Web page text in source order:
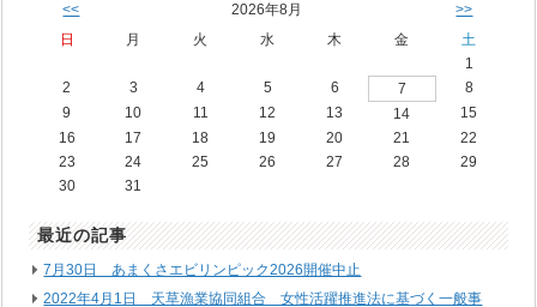
<< 2026年8月 >>
日 月 火 水 木 金
土
1
2
3 4 5 6 7
8
9
10 11 12 13 14
15
16
17 18 19 20 21
22
23
24 25 26 27 28
29
30
31
最近の記事
7月30日 あまくさエビリンピック2026開催中止
2022年4月1日 天草漁業協同組合 女性活躍推進法に基づく一般事